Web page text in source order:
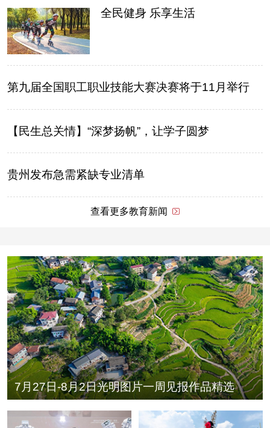
全民健身 乐享生活
第九届全国职工职业技能大赛决赛将于11月举行
【民生总关情】“深梦扬帆”，让学子圆梦
贵州发布急需紧缺专业清单
查看更多教育新闻
7月27日-8月2日光明图片一周见报作品精选